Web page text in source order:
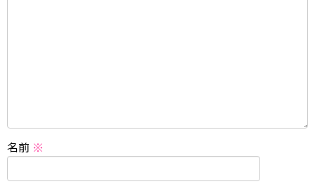
名前 ※